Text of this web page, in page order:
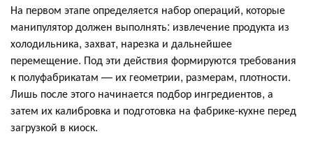
На первом этапе определяется набор операций, которые
манипулятор должен выполнять: извлечение продукта из
холодильника, захват, нарезка и дальнейшее
перемещение. Под эти действия формируются требования
к полуфабрикатам — их геометрии, размерам, плотности.
Лишь после этого начинается подбор ингредиентов, а
затем их калибровка и подготовка на фабрике-кухне перед
загрузкой в киоск.